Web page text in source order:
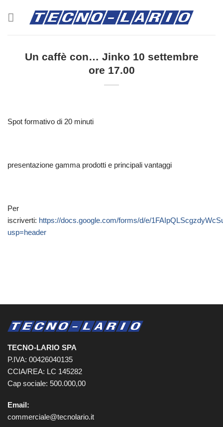
Un caffè con… Jinko 10 settembre
ore 17.00
Spot formativo di 20 minuti
presentazione gamma prodotti e principali vantaggi
Per
iscriverti: https://docs.google.com/forms/d/e/
usp=header
TECNO-LARIO SPA
P.IVA: 00426040135
CCIA/REA: LC 145282
Cap sociale: 500.000,00
Email:
commerciale@tecnolario.it